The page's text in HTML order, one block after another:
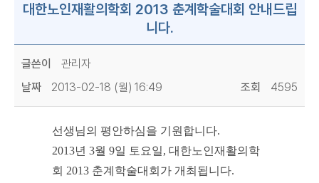
대한노인재활의학회 2013 춘계학술대회 안내드립
니다.
글쓴이
관리자
날짜
2013-02-18 (월) 16:49 조회 4595
선생님의 평안하심을 기원합니다.
2013년 3월 9일 토요일, 대한노인재활의학
회 2013 춘계학술대회가 개최됩니다.